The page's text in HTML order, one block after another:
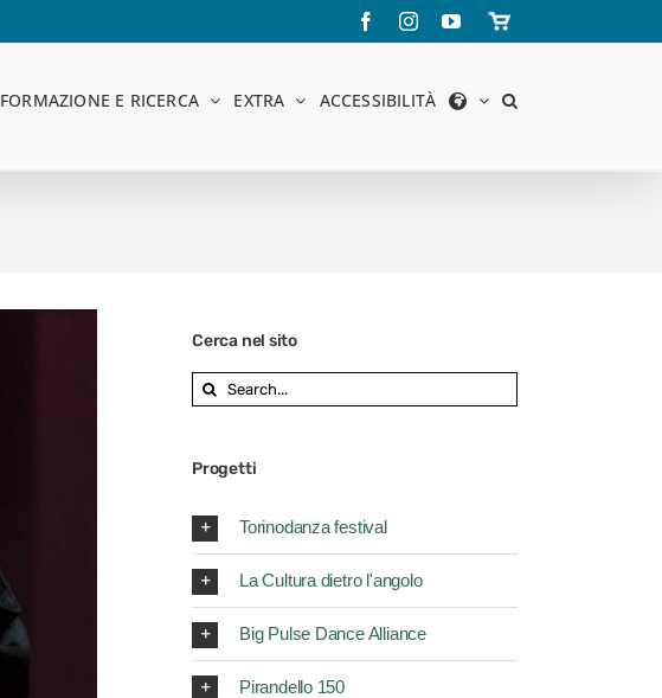
FacebookInstagramYouTube
Store
online
FORMAZIONE E RICERCA EXTRA ACCESSIBILITÀ
Cerca nel sito
Search
for:
Progetti
Torinodanza festival
La Cultura dietro l'angolo
Big Pulse Dance Alliance
Pirandello 150